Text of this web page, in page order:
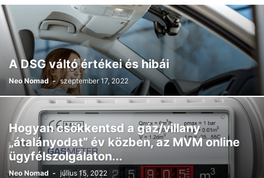
VÁSÁRLÁS
A DSG váltó értékei és hibái
Neo Nomad - szeptember 17, 2022
Hogyan csökkentsd a gáz/villany
„átalányodat” év közben, az MVM online
ügyfélszolgálaton...
Neo Nomad - július 15, 2022